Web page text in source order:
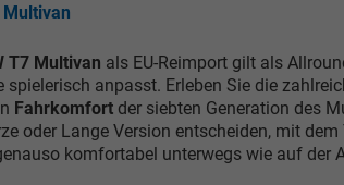
Multivan
T7 Multivan als EU-Reimport gilt als
spielerisch anpasst. Erleben Sie die
Fahrkomfortder siebten Generation des
oder Lange Version entscheiden, mit
komfortabel unterwegs wie auf der